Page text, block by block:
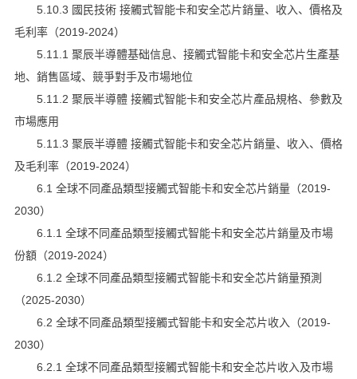
5.10.3 國民技術 接觸式智能卡和安全芯片銷量、收入、價格及
毛利率（2019-2024）
5.11.1 聚辰半導體基础信息、接觸式智能卡和安全芯片生產基
地、銷售區域、競爭對手及市場地位
5.11.2 聚辰半導體 接觸式智能卡和安全芯片產品規格、參數及
市場應用
5.11.3 聚辰半導體 接觸式智能卡和安全芯片銷量、收入、價格
及毛利率（2019-2024）
6.1 全球不同產品類型接觸式智能卡和安全芯片銷量（2019-
2030）
6.1.1 全球不同產品類型接觸式智能卡和安全芯片銷量及市場
份額（2019-2024）
6.1.2 全球不同產品類型接觸式智能卡和安全芯片銷量預測
（2025-2030）
6.2 全球不同產品類型接觸式智能卡和安全芯片收入（2019-
2030）
6.2.1 全球不同產品類型接觸式智能卡和安全芯片收入及市場